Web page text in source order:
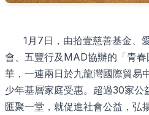
1月7日，由拾壹慈善基金、
會、五豐行及MAD協辦的「青
華，一連兩日於九龍灣國際貿易
少年基層家庭受惠。超過30家公
匯聚一堂，就促進社會公益，弘